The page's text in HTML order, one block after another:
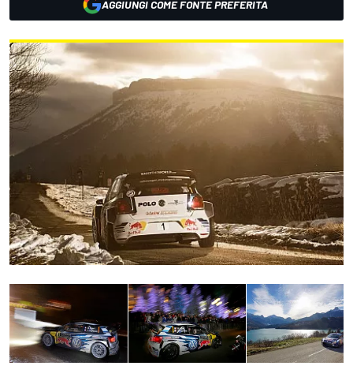
AGGIUNGI COME FONTE PREFERITA